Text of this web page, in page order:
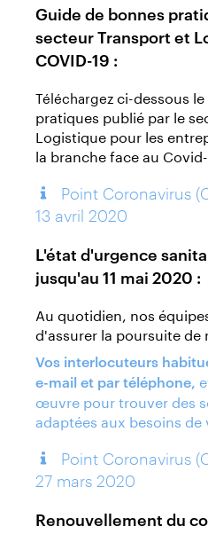
Guide de bonnes
secteur Transport et
COVID-19 :
Téléchargezci-dessous
pratiques publié par le
Logistique pour les
la branche face au Covid-
Point Coronavirus
13 avril 2020
L'état d'urgence
jusqu'au 11 mai 2020 :
Au quotidien, nos
d'assurer la poursuite de
Vos interlocuteurs
e-mail et par téléphone,
œuvre pour trouver des
adaptées aux besoins de
Point Coronavirus
27 mars 2020
Renouvellement du